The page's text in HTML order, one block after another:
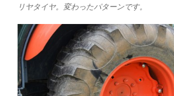
リヤタイヤ。変わったパターンです。